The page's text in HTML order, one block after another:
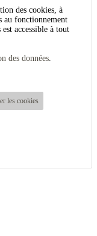
des cookies, à
au fonctionnement
accessible à tout
des données.
les cookies